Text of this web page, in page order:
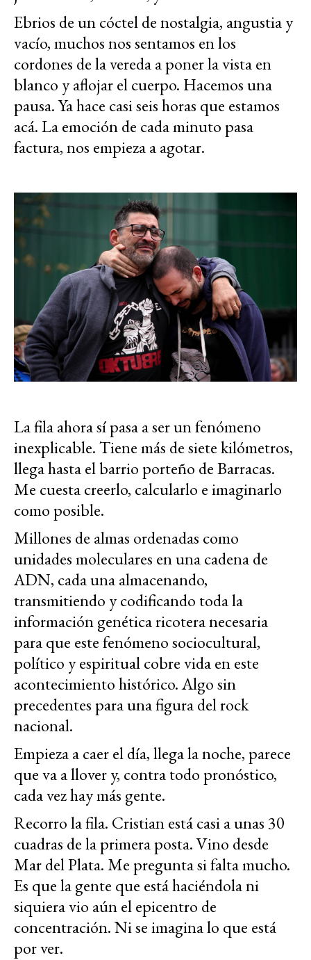
Ebrios de un cóctel de nostalgia, angustia y
vacío, muchos nos sentamos en los
cordones de la vereda a poner la vista en
blanco y aflojar el cuerpo. Hacemos una
pausa. Ya hace casi seis horas que estamos
acá. La emoción de cada minuto pasa
factura, nos empieza a agotar.
La fila ahora sí pasa a ser un fenómeno
inexplicable. Tiene más de siete kilómetros,
llega hasta el barrio porteño de Barracas.
Me cuesta creerlo, calcularlo e imaginarlo
como posible.
Millones de almas ordenadas como
unidades moleculares en una cadena de
ADN, cada una almacenando,
transmitiendo y codificando toda la
información genética ricotera necesaria
para que este fenómeno sociocultural,
político y espiritual cobre vida en este
acontecimiento histórico. Algo sin
precedentes para una figura del rock
nacional.
Empieza a caer el día, llega la noche, parece
que va a llover y, contra todo pronóstico,
cada vez hay más gente.
Recorro la fila. Cristian está casi a unas 30
cuadras de la primera posta. Vino desde
Mar del Plata. Me pregunta si falta mucho.
Es que la gente que está haciéndola ni
siquiera vio aún el epicentro de
concentración. Ni se imagina lo que está
por ver.